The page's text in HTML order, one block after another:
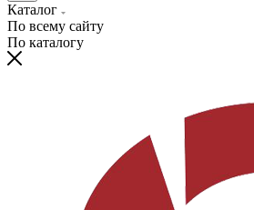
Каталог
По всему сайту
По каталогу